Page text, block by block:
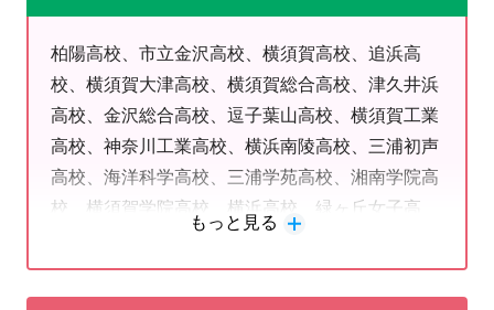
ご相談ください！
体験授業はこちら
個別指導だからこそ出来るテスト対策
学校ごとのテストを分析して対策した授業を行っ
柏陽高校、市立金沢高校、横須賀高校、追浜高
校、横須賀大津高校、横須賀総合高校、津久井浜
高校、金沢総合高校、逗子葉山高校、横須賀工業
高校、神奈川工業高校、横浜南陵高校、三浦初声
高校、海洋科学高校、三浦学苑高校、湘南学院高
校、横須賀学院高校、横浜高校、緑ヶ丘女子高
もっと見る